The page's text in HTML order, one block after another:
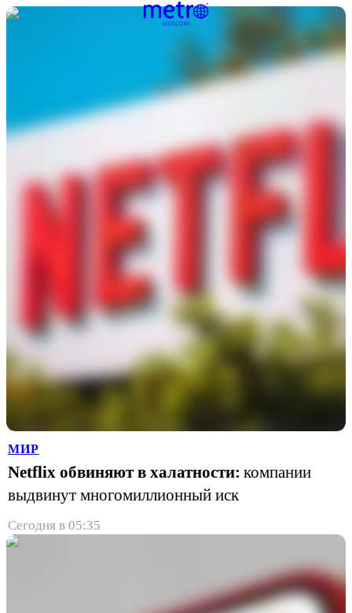
МИР
Netflix обвиняют в халатности: компании
выдвинут многомиллионный иск
Сегодня в 05:35